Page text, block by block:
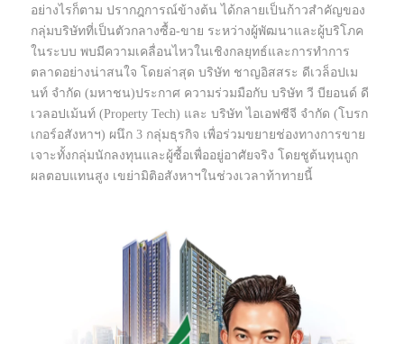
อย่างไรก็ตาม ปรากฎการณ์ข้างต้น ได้กลายเป็นก้าวสำคัญของ
กลุ่มบริษัทที่เป็นตัวกลางซื้อ-ขาย ระหว่างผู้พัฒนาและผู้บริโภค
ในระบบ พบมีความเคลื่อนไหวในเชิงกลยุทธ์และการทำการ
ตลาดอย่างน่าสนใจ โดยล่าสุด บริษัท ชาญอิสสระ ดีเวล็อปเม
นท์ จำกัด (มหาชน)ประกาศ ความร่วมมือกับ บริษัท วี บียอนด์ ดี
เวลอปเม้นท์ (Property Tech) และ บริษัท ไอเอฟซีจี จำกัด (โบรก
เกอร์อสังหาฯ) ผนึก 3 กลุ่มธุรกิจ เพื่อร่วมขยายช่องทางการขาย
เจาะทั้งกลุ่มนักลงทุนและผู้ซื้อเพื่ออยู่อาศัยจริง โดยชูต้นทุนถูก
ผลตอบแทนสูง เขย่ามิติอสังหาฯในช่วงเวลาท้าทายนี้